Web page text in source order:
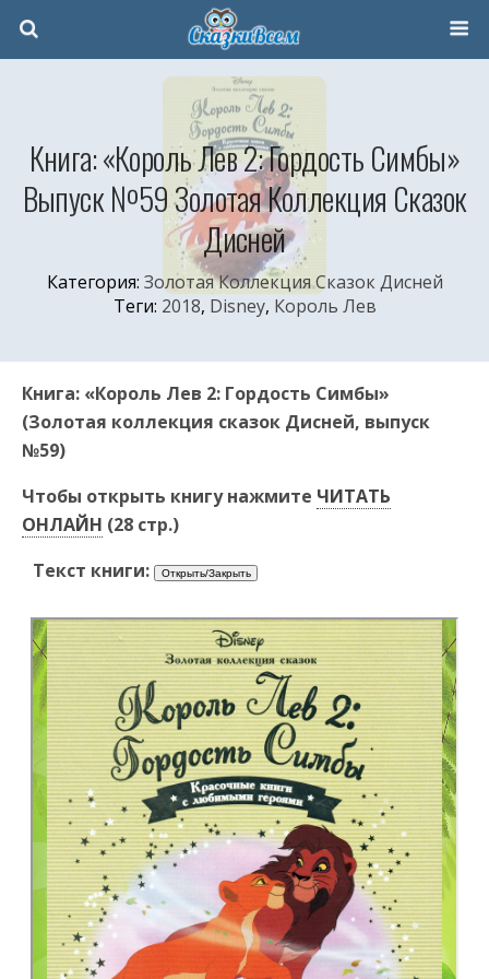
Книга: «Король Лев 2: Гордость Симбы»
Выпуск №59 Золотая Коллекция Сказок
Дисней
Категория: Золотая Коллекция Сказок Дисней
Теги: 2018, Disney, Король Лев
Книга: «Король Лев 2: Гордость Симбы»
(Золотая коллекция сказок Дисней, выпуск
№59)
Чтобы открыть книгу нажмите ЧИТАТЬ
ОНЛАЙН (28 стр.)
Текст книги: